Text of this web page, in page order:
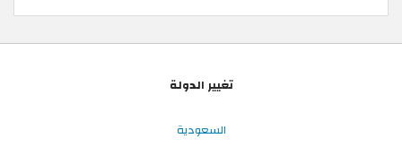
تغيير الدولة
السعودية